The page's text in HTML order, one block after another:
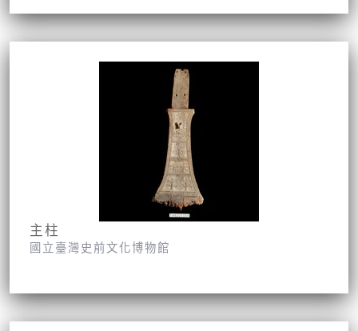
主柱
國立臺灣史前文化博物館